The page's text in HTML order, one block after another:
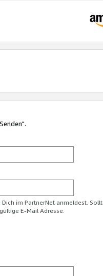
im PartnerNet anmeldest.
E-Mail Adresse.